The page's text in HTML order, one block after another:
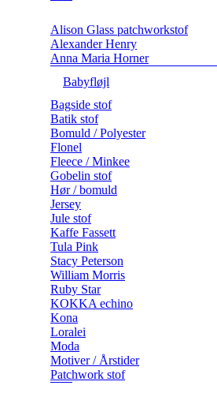
Alison Glass patchworkstof
Alexander Henry
Anna Maria Horner
Babyfløjl
Bagside stof
Batik stof
Bomuld / Polyester
Flonel
Fleece / Minkee
Gobelin stof
Hør / bomuld
Jersey
Jule stof
Kaffe Fassett
Tula Pink
Stacy Peterson
William Morris
Ruby Star
KOKKA echino
Kona
Loralei
Moda
Motiver / Årstider
Patchwork stof